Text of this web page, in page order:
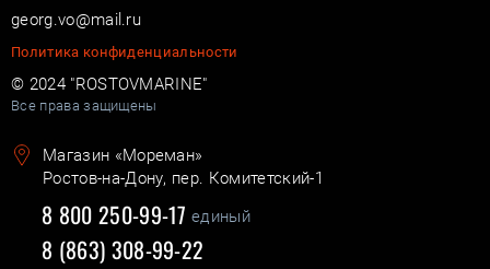
georg.vo@mail.ru
Политика конфиденциальности
© 2024 "ROSTOVMARINE"
Все права защищены
Магазин «Мореман»
Ростов-на-Дону, пер. Комитетский-1
8 800 250-99-17 единый
8 (863) 308-99-22